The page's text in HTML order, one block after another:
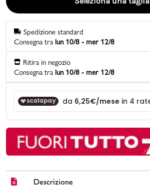
contatti
Gift card
Spedizione standard
Consegna tra lun 10/8 - mer 12/8
Ritira in negozio
Consegna tra lun 10/8 - mer 12/8
Descrizione